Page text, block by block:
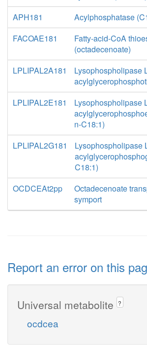
APH181
Acylphosphatase
FACOAE181
Fatty-acid-CoA
(octadecenoate)
LPLIPAL2A181
Lysophospholipase
LPLIPAL2E181
Lysophospholipase
n-C18:1)
LPLIPAL2G181
Lysophospholipase
C18:1)
OCDCEAt2pp
Octadecenoate
symport
Report an error on this
Universal metabolite ?
ocdcea